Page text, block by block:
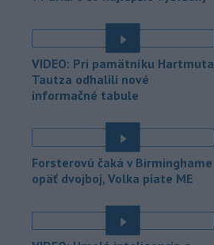
Nigeru. TASR o tom píše podľa správy
07:18 - Rakovina bývalého
amerického prezidenta Joea Bidena
sa rozšírila do ďalších častí jeho tela,
uviedol ex-prezidentov syn Hunter
britskú stanicu BBC.
07:13 - Irán stanovil nové
podmienky na obnovenie plavby cez
požiadavky, aby Spojené štáty už nikdy
neohrozovali Islamskú republiku.
VIDEO: Pri pamätníku Hartmuta
Tautza odhalili nové
informačné tabule
Forsterovú čaká v Birminghame
opäť dvojboj, Volka piate ME